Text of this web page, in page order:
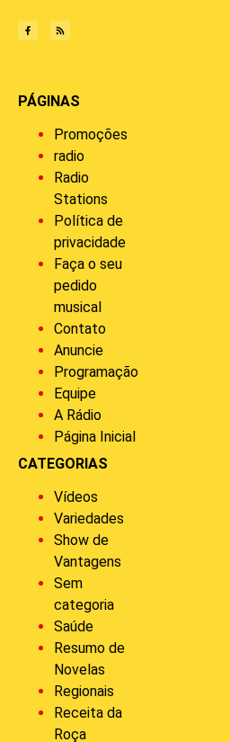
PÁGINAS
Promoções
radio
Radio
Stations
Política de
privacidade
Faça o seu
pedido
musical
Contato
Anuncie
Programação
Equipe
A Rádio
Página Inicial
CATEGORIAS
Vídeos
Variedades
Show de
Vantagens
Sem
categoria
Saúde
Resumo de
Novelas
Regionais
Receita da
Roça